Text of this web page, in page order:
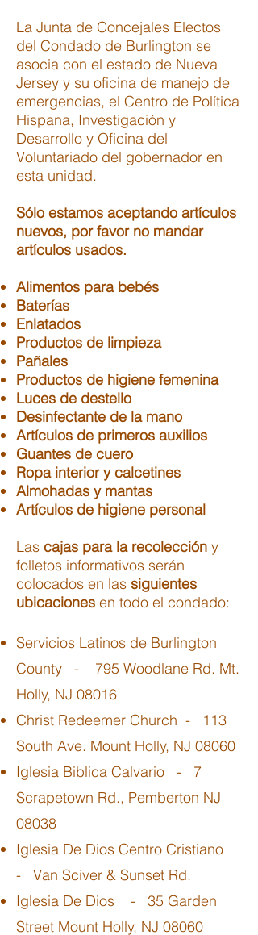
La Junta de Concejales Electos
del Condado de Burlington se
asocia con el estado de Nueva
Jersey y su oficina de manejo de
emergencias, el Centro de Política
Hispana, Investigación y
Desarrollo y Oficina del
Voluntariado del gobernador en
esta unidad.
Sólo estamos aceptando artículos
nuevos, por favor no mandar
artículos usados.
Alimentos para bebés
Baterías
Enlatados
Productos de limpieza
Pañales
Productos de higiene femenina
Luces de destello
Desinfectante de la mano
Artículos de primeros auxilios
Guantes de cuero
Ropa interior y calcetines
Almohadas y mantas
Artículos de higiene personal
Las cajas para la recolección y
folletos informativos serán
colocados en las siguientes
ubicaciones en todo el condado:
Servicios Latinos de Burlington
County - 795 Woodlane Rd. Mt.
Holly, NJ 08016
Christ Redeemer Church - 113
South Ave. Mount Holly, NJ 08060
Iglesia Biblica Calvario - 7
Scrapetown Rd., Pemberton NJ
08038
Iglesia De Dios Centro Cristiano
- Van Sciver & Sunset Rd.
Iglesia De Dios - 35 Garden
Street Mount Holly, NJ 08060